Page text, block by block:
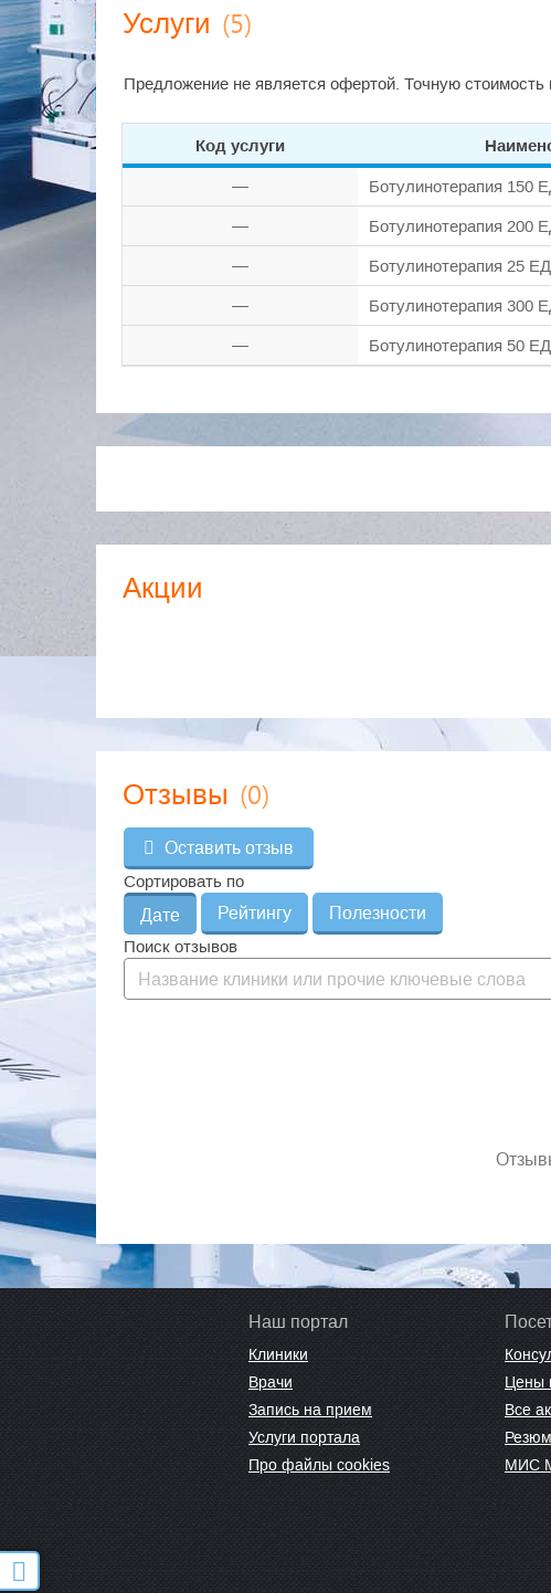
Услуги (5)
Предложение не является офертой. Точную стоимость
Код услуги
— Ботулинотерапия 150
— Ботулинотерапия 200
— Ботулинотерапия 25 ЕД
— Ботулинотерапия 300
— Ботулинотерапия 50 ЕД
Акции
Отзывы (0)
Оставить отзыв
Сортировать по
Дате
Рейтингу
Полезности
Поиск отзывов
Наш портал
Клиники
Врачи
Запись на прием
Услуги портала
Про файлы cookies
Цены
Все
МИС